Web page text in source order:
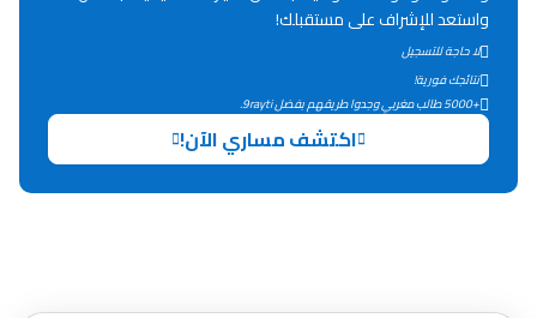
Collège au Maroc
التعليم الثانوي الإعدادي
واستعد للإشراف على مستقبلك!
لا حاجة للتسجيل
نتائجك فورية!
+5000 طالب مغربي وجدوا طريقهم بفضل 9rayti.
اكتشف مساري الآن!